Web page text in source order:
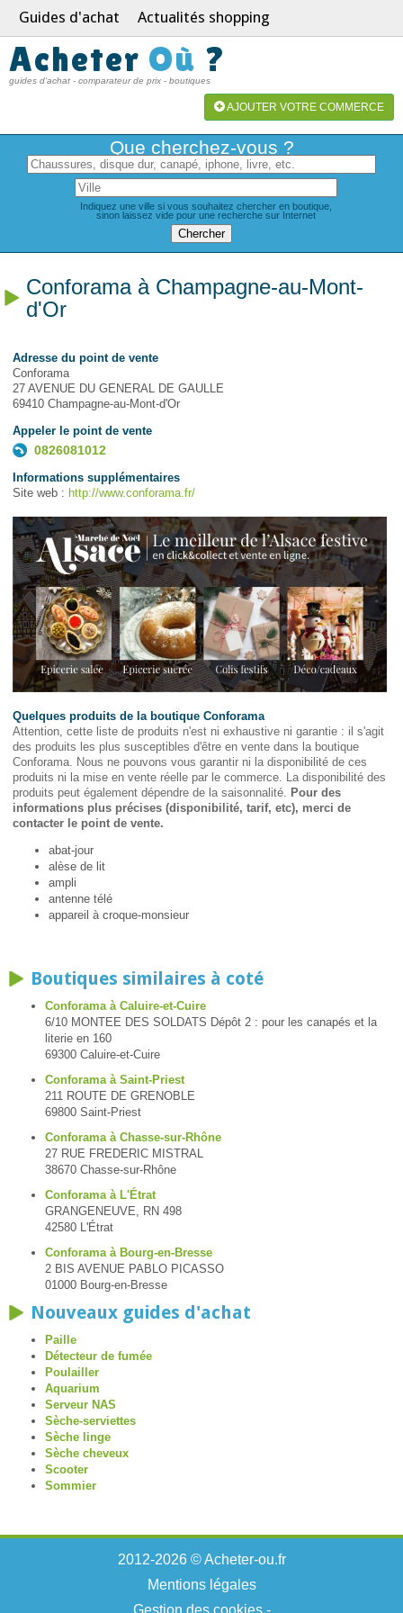
Guides d'achat Actualités shopping
Acheter Où ?
guides d'achat - comparateur de prix - boutiques
AJOUTER VOTRE COMMERCE
Que cherchez-vous ?
Indiquez une ville si vous souhaitez chercher en boutique,
sinon laissez vide pour une recherche sur Internet
Conforama à Champagne-au-Mont-
d'Or
Adresse du point de vente
Conforama
27 AVENUE DU GENERAL DE GAULLE
69410 Champagne-au-Mont-d'Or
Appeler le point de vente
0826081012
Informations supplémentaires
Site web : http://www.conforama.fr/
Quelques produits de la boutique Conforama
Attention, cette liste de produits n'est ni exhaustive ni garantie : il s'agit
des produits les plus susceptibles d'être en vente dans la boutique
Conforama. Nous ne pouvons vous garantir ni la disponibilité de ces
produits ni la mise en vente réelle par le commerce. La disponibilité des
produits peut également dépendre de la saisonnalité. Pour des
informations plus précises (disponibilité, tarif, etc), merci de
contacter le point de vente.
abat-jour
alèse de lit
ampli
antenne télé
appareil à croque-monsieur
Boutiques similaires à coté
Conforama à Caluire-et-Cuire
6/10 MONTEE DES SOLDATS Dépôt 2 : pour les canapés et la
literie en 160
69300 Caluire-et-Cuire
Conforama à Saint-Priest
211 ROUTE DE GRENOBLE
69800 Saint-Priest
Conforama à Chasse-sur-Rhône
27 RUE FREDERIC MISTRAL
38670 Chasse-sur-Rhône
Conforama à L'Étrat
GRANGENEUVE, RN 498
42580 L'Étrat
Conforama à Bourg-en-Bresse
2 BIS AVENUE PABLO PICASSO
01000 Bourg-en-Bresse
Nouveaux guides d'achat
Paille
Détecteur de fumée
Poulailler
Aquarium
Serveur NAS
Sèche-serviettes
Sèche linge
Sèche cheveux
Scooter
Sommier
2012-2026 © Acheter-ou.fr
Mentions légales
Gestion des cookies-